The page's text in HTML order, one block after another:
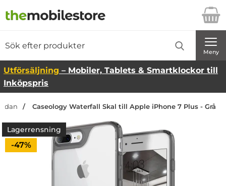
Startsidan för Danira Telecom AB
Meny
Utförsäljning – Mobiler, Tablets & Smartklockor till
Inköpspris
Caseology Waterfall Skal till Apple iPhone 7 Plus - Grå
Lagerrensning
Priset är nedsatt med
-47%